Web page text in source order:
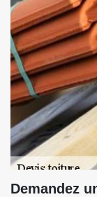
Demandez